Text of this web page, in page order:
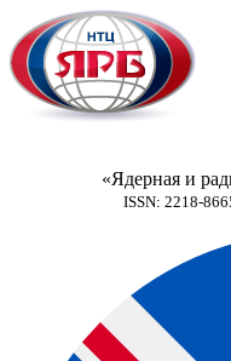
«Ядерная и
ISSN: 2218-